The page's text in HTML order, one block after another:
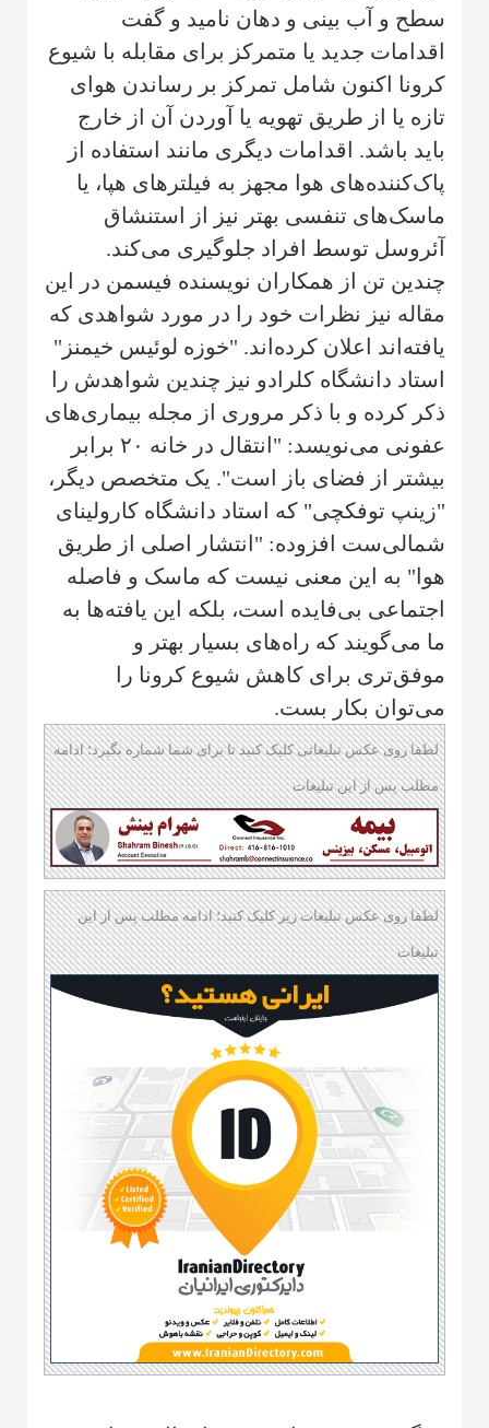
سطح و آب بینی و دهان نامید و گفت
اقدامات جدید یا متمرکز برای مقابله با شیوع
کرونا اکنون شامل تمرکز بر رساندن هوای
تازه یا از طریق تهویه یا آوردن آن از خارج
باید باشد. اقدامات دیگری مانند استفاده از
پاک‌کننده‌های هوا مجهز به فیلترهای هپا، یا
ماسک‌های تنفسی بهتر نیز از استنشاق
آئروسل توسط افراد جلوگیری می‌کند.
چندین تن از همکاران نویسنده فیسمن در این
مقاله نیز نظرات خود را در مورد شواهدی که
یافته‌اند اعلان کرده‌اند. "خوزه لوئیس خیمنز"
استاد دانشگاه کلرادو نیز چندین شواهدش را
ذکر کرده و با ذکر مروری از مجله بیماری‌های
عفونی می‌نویسد: "انتقال در خانه ۲۰ برابر
بیشتر از فضای باز است". یک متخصص دیگر،
"زینپ توفکچی" که استاد دانشگاه کارولینای
شمالی‌ست افزوده: "انتشار اصلی از طریق
هوا" به این معنی نیست که ماسک و فاصله
اجتماعی بی‌فایده است، بلکه این یافته‌ها به
ما می‌گویند که راه‌های بسیار بهتر و
موفق‌تری برای کاهش شیوع کرونا را
می‌توان بکار بست.
لطفا روی عکس تبلیغاتی کلیک کنید تا برای شما شماره بگیرد؛ ادامه
مطلب پس از این تبلیغات
لطفا روی عکس تبلیغات زیر کلیک کنید؛ ادامه مطلب پس از این
تبلیغات